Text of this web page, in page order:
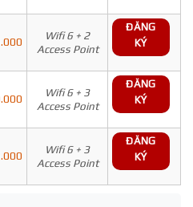
Wifi 6 + 2
Access Point
ĐĂNG
KÝ
Wifi 6 + 3
Access Point
ĐĂNG
KÝ
Wifi 6 + 3
Access Point
ĐĂNG
KÝ